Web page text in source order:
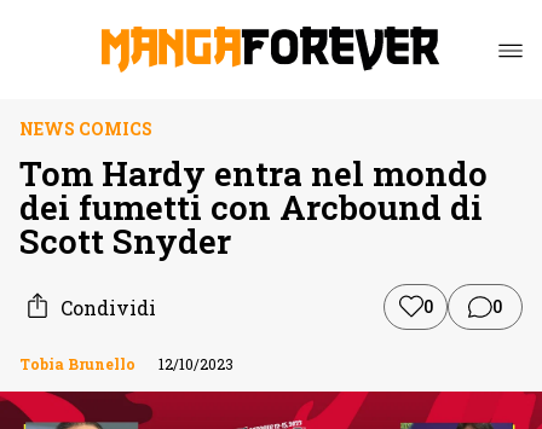
NEWS COMICS
Tom Hardy entra nel mondo
dei fumetti con Arcbound di
Scott Snyder
Condividi 0 0
Tobia Brunello 12/10/2023